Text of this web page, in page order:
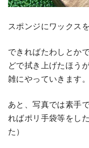
スポンジにワックス
できればたわしとか
どで拭き上げたほう
雑にやっていきます
あと、写真では素手
ればポリ手袋等をし
た）